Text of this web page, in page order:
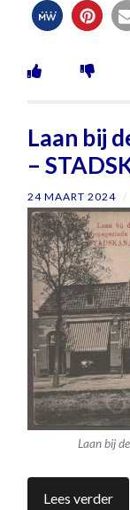
Laan bij
–
24 MAART 2024 /
Laan bij
Lees verder